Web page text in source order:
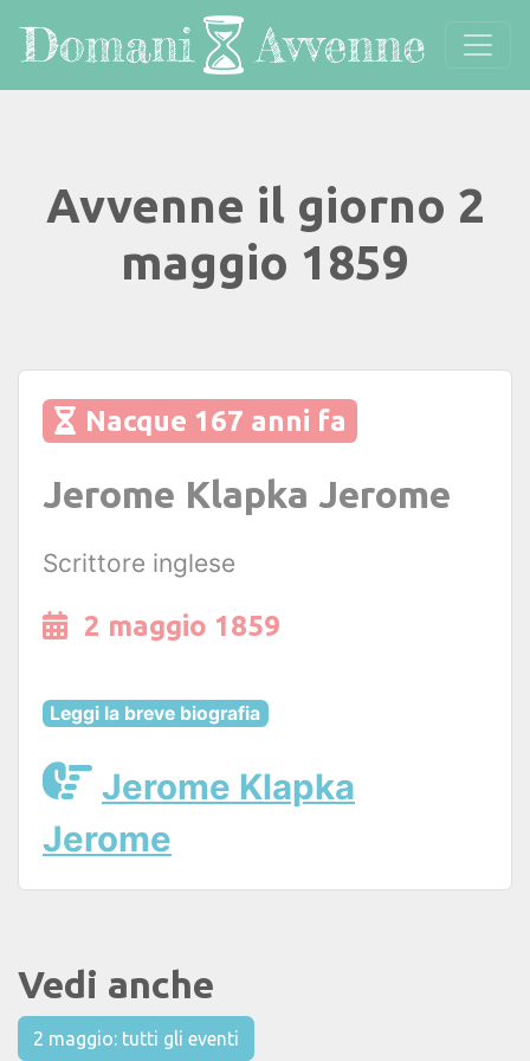
Avvenne il giorno 2
maggio 1859
Nacque 167 anni fa
Jerome Klapka Jerome
Scrittore inglese
2 maggio 1859
Leggi la breve biografia
Jerome Klapka
Jerome
Vedi anche
2 maggio: tutti gli eventi